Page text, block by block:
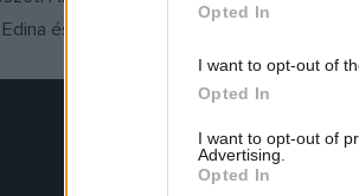
Opted In
I want to opt-out of
Opted In
I want to opt-out of
Advertising.
Opted In
és Németh László nyerték el.